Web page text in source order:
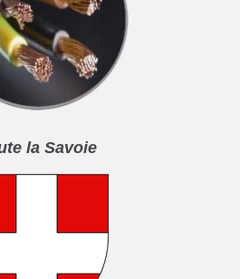
la Savoie